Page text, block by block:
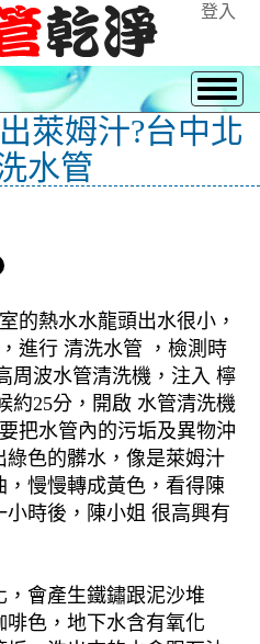
登入
萊姆汁?台中北
水管
的熱水水龍頭出水很小，
進行 清洗水管 ，檢測時
周波水管清洗機，注入 檸
約25分，開啟 水管清洗機
把水管內的污垢及異物沖
色的髒水，像是萊姆汁
慢慢轉成黃色，看得陳
時後，陳小姐 很高興有
會產生鐵鏽跟泥沙堆
色，地下水含有氧化